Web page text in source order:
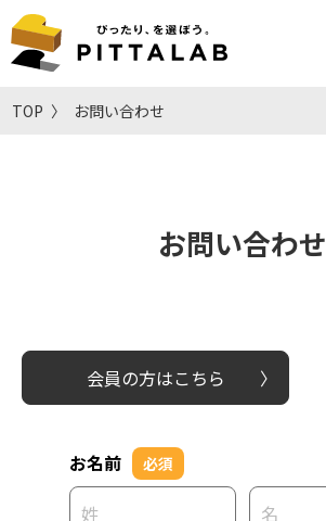
TOP お問い合わせ
お問い合わせ
会員の方はこちら
お名前 必須